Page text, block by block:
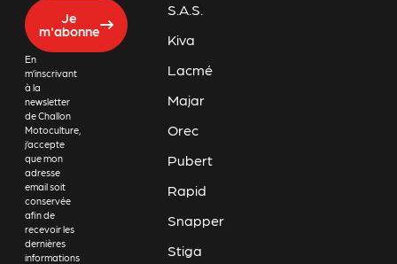
Je
m'abonne
En
m’inscrivant
à la
newsletter
de Challon
Motoculture,
j’accepte
que mon
adresse
email soit
conservée
afin de
recevoir les
dernières
informations
S.A.S.
Kiva
Lacmé
Majar
Orec
Pubert
Rapid
Snapper
Stiga